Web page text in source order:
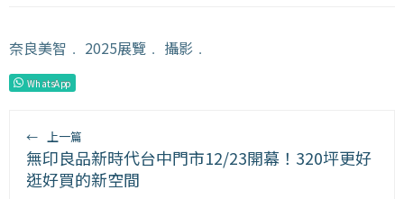
奈良美智 ﹒ 2025展覽 ﹒ 攝影 ﹒
WhatsApp
← 上一篇
無印良品新時代台中門市12/23開幕！320坪更好
逛好買的新空間